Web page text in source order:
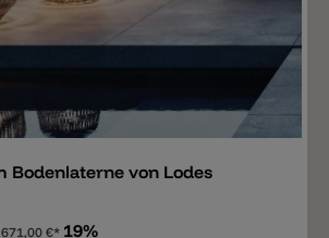
Bodenlaterne von Lodes
671,00 €* 19%